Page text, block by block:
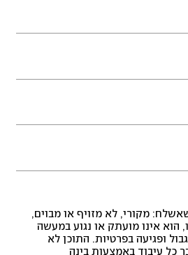
מקורי, לא מזויף או מבוים,
הוא אינו מועתק או נגוע במעשה
ופגיעה בפרטיות. התוכן לא
כל עיבוד באמצעות בינה